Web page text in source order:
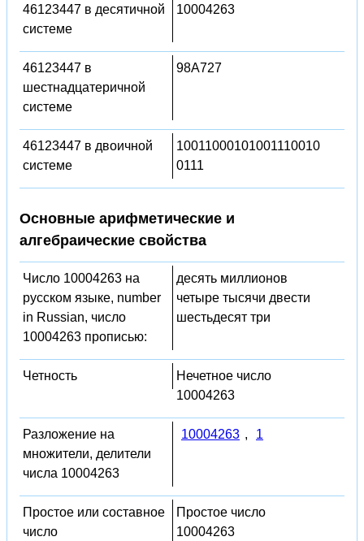
46123447 в десятичной
системе
10004263
46123447 в
шестнадцатеричной
системе
98A727
46123447 в двоичной
системе
10011000101001110010
0111
Основные арифметические и
алгебраические свойства
Число 10004263 на
русском языке, number
in Russian, число
10004263 прописью:
десять миллионов
четыре тысячи двести
шестьдесят три
Четность
Нечетное число
10004263
Разложение на
множители, делители
числа 10004263
10004263 , 1
Простое или составное
число
Простое число
10004263